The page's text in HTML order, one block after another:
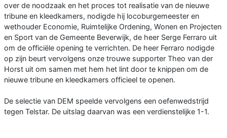
over de noodzaak en het proces tot realisatie van de nieuwe
tribune en kleedkamers, nodigde hij locoburgemeester en
wethouder Economie, Ruimtelijke Ordening, Wonen en Projecten
en Sport van de Gemeente Beverwijk, de heer Serge Ferraro uit
om de officiële opening te verrichten. De heer Ferraro nodigde
op zijn beurt vervolgens onze trouwe supporter Theo van der
Horst uit om samen met hem het lint door te knippen om de
nieuwe tribune en kleedkamers officieel te openen.
De selectie van DEM speelde vervolgens een oefenwedstrijd
tegen Telstar. De uitslag daarvan was een verdienstelijke 1-1.